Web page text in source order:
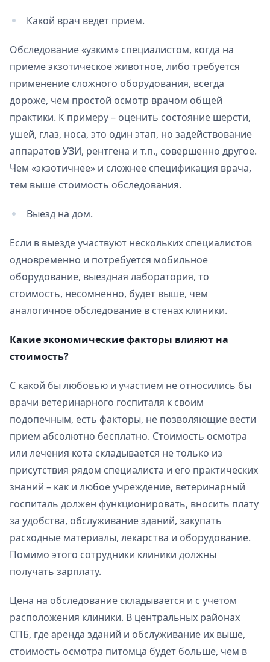
Какой врач ведет прием.
Обследование «узким» специалистом, когда на
приеме экзотическое животное, либо требуется
применение сложного оборудования, всегда
дороже, чем простой осмотр врачом общей
практики. К примеру – оценить состояние шерсти,
ушей, глаз, носа, это один этап, но задействование
аппаратов УЗИ, рентгена и т.п., совершенно другое.
Чем «экзотичнее» и сложнее спецификация врача,
тем выше стоимость обследования.
Выезд на дом.
Если в выезде участвуют нескольких специалистов
одновременно и потребуется мобильное
оборудование, выездная лаборатория, то
стоимость, несомненно, будет выше, чем
аналогичное обследование в стенах клиники.
Какие экономические факторы влияют на
стоимость?
С какой бы любовью и участием не относились бы
врачи ветеринарного госпиталя к своим
подопечным, есть факторы, не позволяющие вести
прием абсолютно бесплатно. Стоимость осмотра
или лечения кота складывается не только из
присутствия рядом специалиста и его практических
знаний – как и любое учреждение, ветеринарный
госпиталь должен функционировать, вносить плату
за удобства, обслуживание зданий, закупать
расходные материалы, лекарства и оборудование.
Помимо этого сотрудники клиники должны
получать зарплату.
Цена на обследование складывается и с учетом
расположения клиники. В центральных районах
СПБ, где аренда зданий и обслуживание их выше,
стоимость осмотра питомца будет больше, чем в